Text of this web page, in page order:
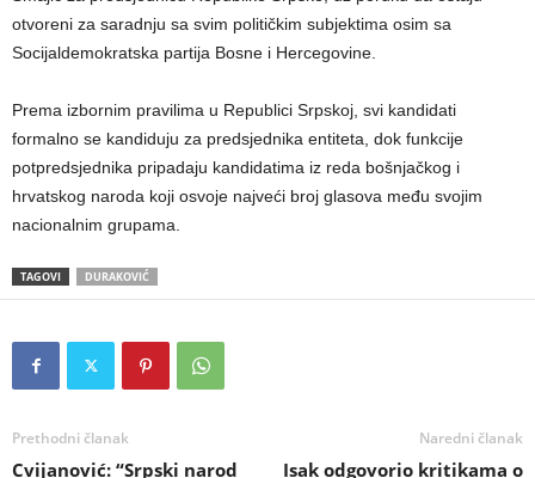
otvoreni za saradnju sa svim političkim subjektima osim sa
Socijaldemokratska partija Bosne i Hercegovine.
Prema izbornim pravilima u Republici Srpskoj, svi kandidati
formalno se kandiduju za predsjednika entiteta, dok funkcije
potpredsjednika pripadaju kandidatima iz reda bošnjačkog i
hrvatskog naroda koji osvoje najveći broj glasova među svojim
nacionalnim grupama.
TAGOVI DURAKOVIĆ
Prethodni članak
Cvijanović: “Srpski narod
Naredni članak
Isak odgovorio kritikama o